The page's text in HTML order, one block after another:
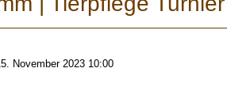
November 2023 10:00